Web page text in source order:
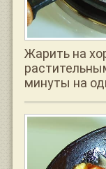
Жарить на
минуты на